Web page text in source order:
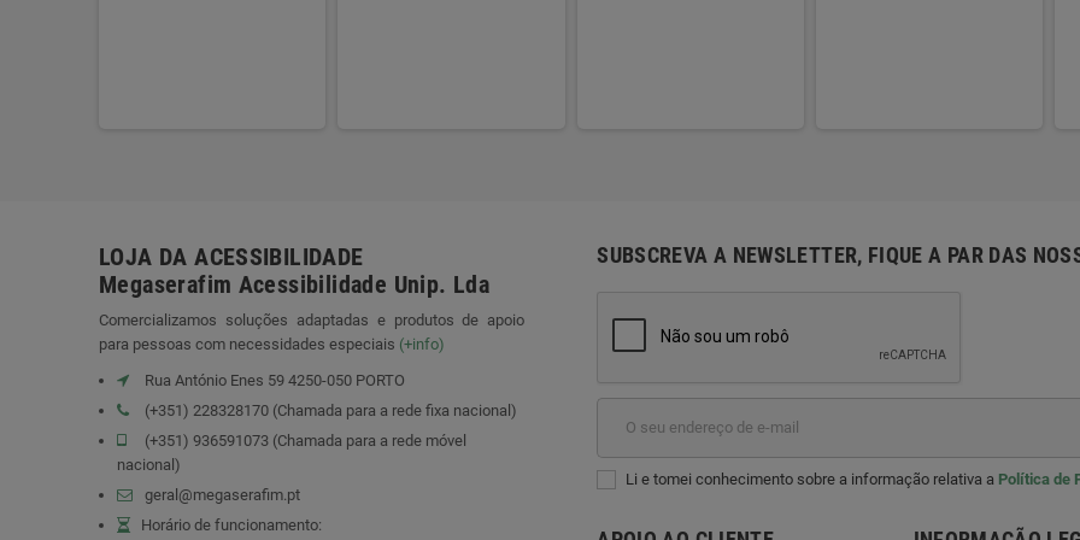
LOJA DA ACESSIBILIDADE
Megaserafim Acessibilidade Unip. Lda
Comercializamos soluções adaptadas e produtos de apoio
para pessoas com necessidades especiais (+info)
Rua António Enes 59 4250-050 PORTO
(+351) 228328170 (Chamada para a rede fixa nacional)
(+351) 936591073 (Chamada para a rede móvel
nacional)
geral@megaserafim.pt
Horário de funcionamento:
SUBSCREVA A NEWSLETTER, FIQUE A PAR DAS
Li e tomei conhecimento sobre a informação relativa a Política de